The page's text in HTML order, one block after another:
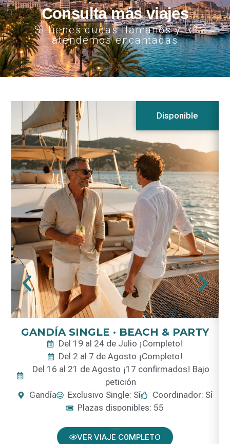
Consulta más viajes
Si tienes dudas llámanos y te
atendemos encantadas
Disponible
GANDÍA SINGLE · BEACH & PARTY
Del 19 al 24 de Julio ¡Completo!
Del 2 al 7 de Agosto ¡Completo!
Del 16 al 21 de Agosto ¡17 confirmados! Bajo
petición
Gandía
Exclusivo Single: Sí
Coordinador: Sí
Plazas disponibles: 55
VER VIAJE C0MPLETO